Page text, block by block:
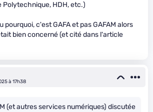
Polytechnique, HDH, etc.)
pourquoi, c'est GAFA et pas GAFAM alors
bien concerné (et cité dans l'article
à 17h38
(et autres services numériques) discutée